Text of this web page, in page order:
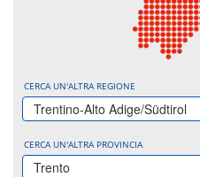
CERCA UN'ALTRA REGIONE
Trentino-Alto Adige/Südtirol
CERCA UN'ALTRA PROVINCIA
Trento